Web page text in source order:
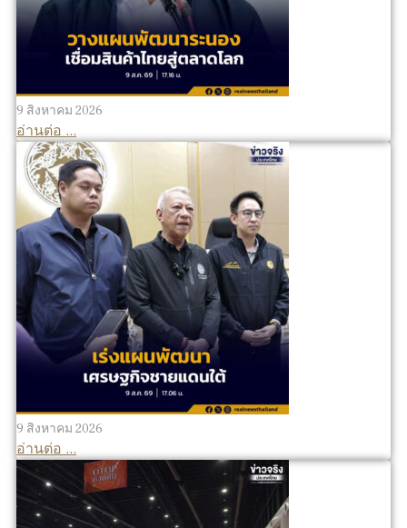
9 สิงหาคม 2026
อ่านต่อ ...
9 สิงหาคม 2026
อ่านต่อ ...